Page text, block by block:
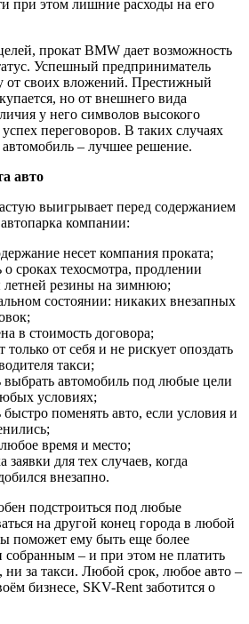
при этом лишние расходы на его
прокат BMW дает возможность
Успешный предприниматель
от своих вложений. Престижный
но от внешнего вида
у него символов высокого
успех переговоров. В таких случаях
автомобиль – лучшее решение.
авто
выигрывает перед содержанием
компании:
несет компания проката;
сроках техосмотра, продлении
летней резины на зимнюю;
состоянии: никаких внезапных
в стоимость договора;
только от себя и не рискует опоздать
такси;
выбрать автомобиль под любые цели
условиях;
быстро поменять авто, если условия и
время и место;
заявки для тех случаев, когда
внезапно.
подстроиться под любые
на другой конец города в любой
поможет ему быть еще более
– и при этом не платить
ни за такси. Любой срок, любое авто –
бизнесе, SKV-Rent заботится о